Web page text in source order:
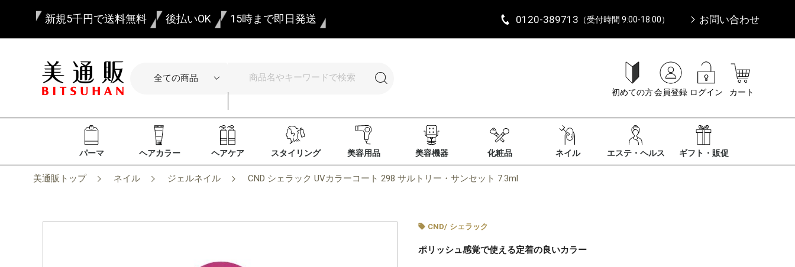
新規5千円で送料無料 後払いOK 15時まで即日発送 0120-389713 （受付時間 9:00-18:00） お問い合わせ
初めての方会員登録 ログイン カート
パーマ ヘアカラー ヘアケア スタイリング 美容用品 美容機器 化粧品 ネイル エステ・ヘルス ギフト・販促
美通販トップ ネイル ジェルネイル CND シェラック UVカラーコート 298 サルトリー・サンセット 7.3ml
CND/ シェラック
ポリッシュ感覚で使える定着の良いカラー